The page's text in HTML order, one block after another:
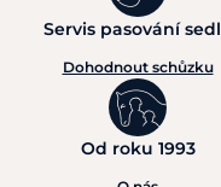
Servis pasování
Dohodnout schůzku
Od roku 1993